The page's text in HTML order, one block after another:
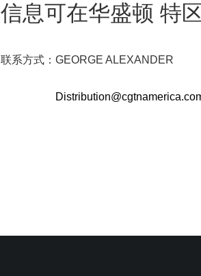
信息可在华盛顿 特
联系方式： GEORGE ALEXANDER